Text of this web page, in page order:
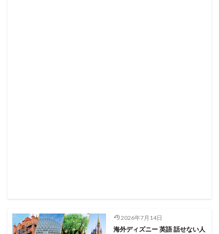
2026年7月14日
海外ディズニー 英語 話せない人